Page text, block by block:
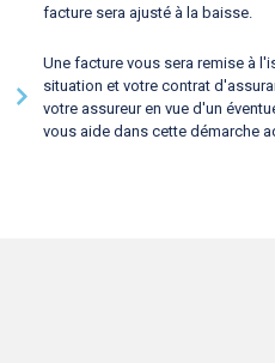
facture sera ajusté à la baisse.
Une facture vous sera remise à
situation et votre contrat
votre assureur en vue d'un
vous aide dans cette démarche